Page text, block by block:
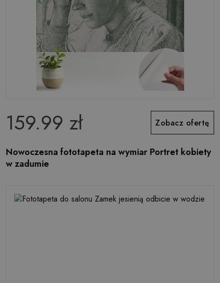
159.99 zł Zobacz ofertę
Nowoczesna fototapeta na wymiar Portret kobiety
w zadumie